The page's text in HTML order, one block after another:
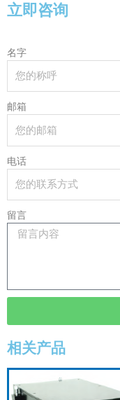
立即咨询
名字
邮箱
电话
留言
相关产品